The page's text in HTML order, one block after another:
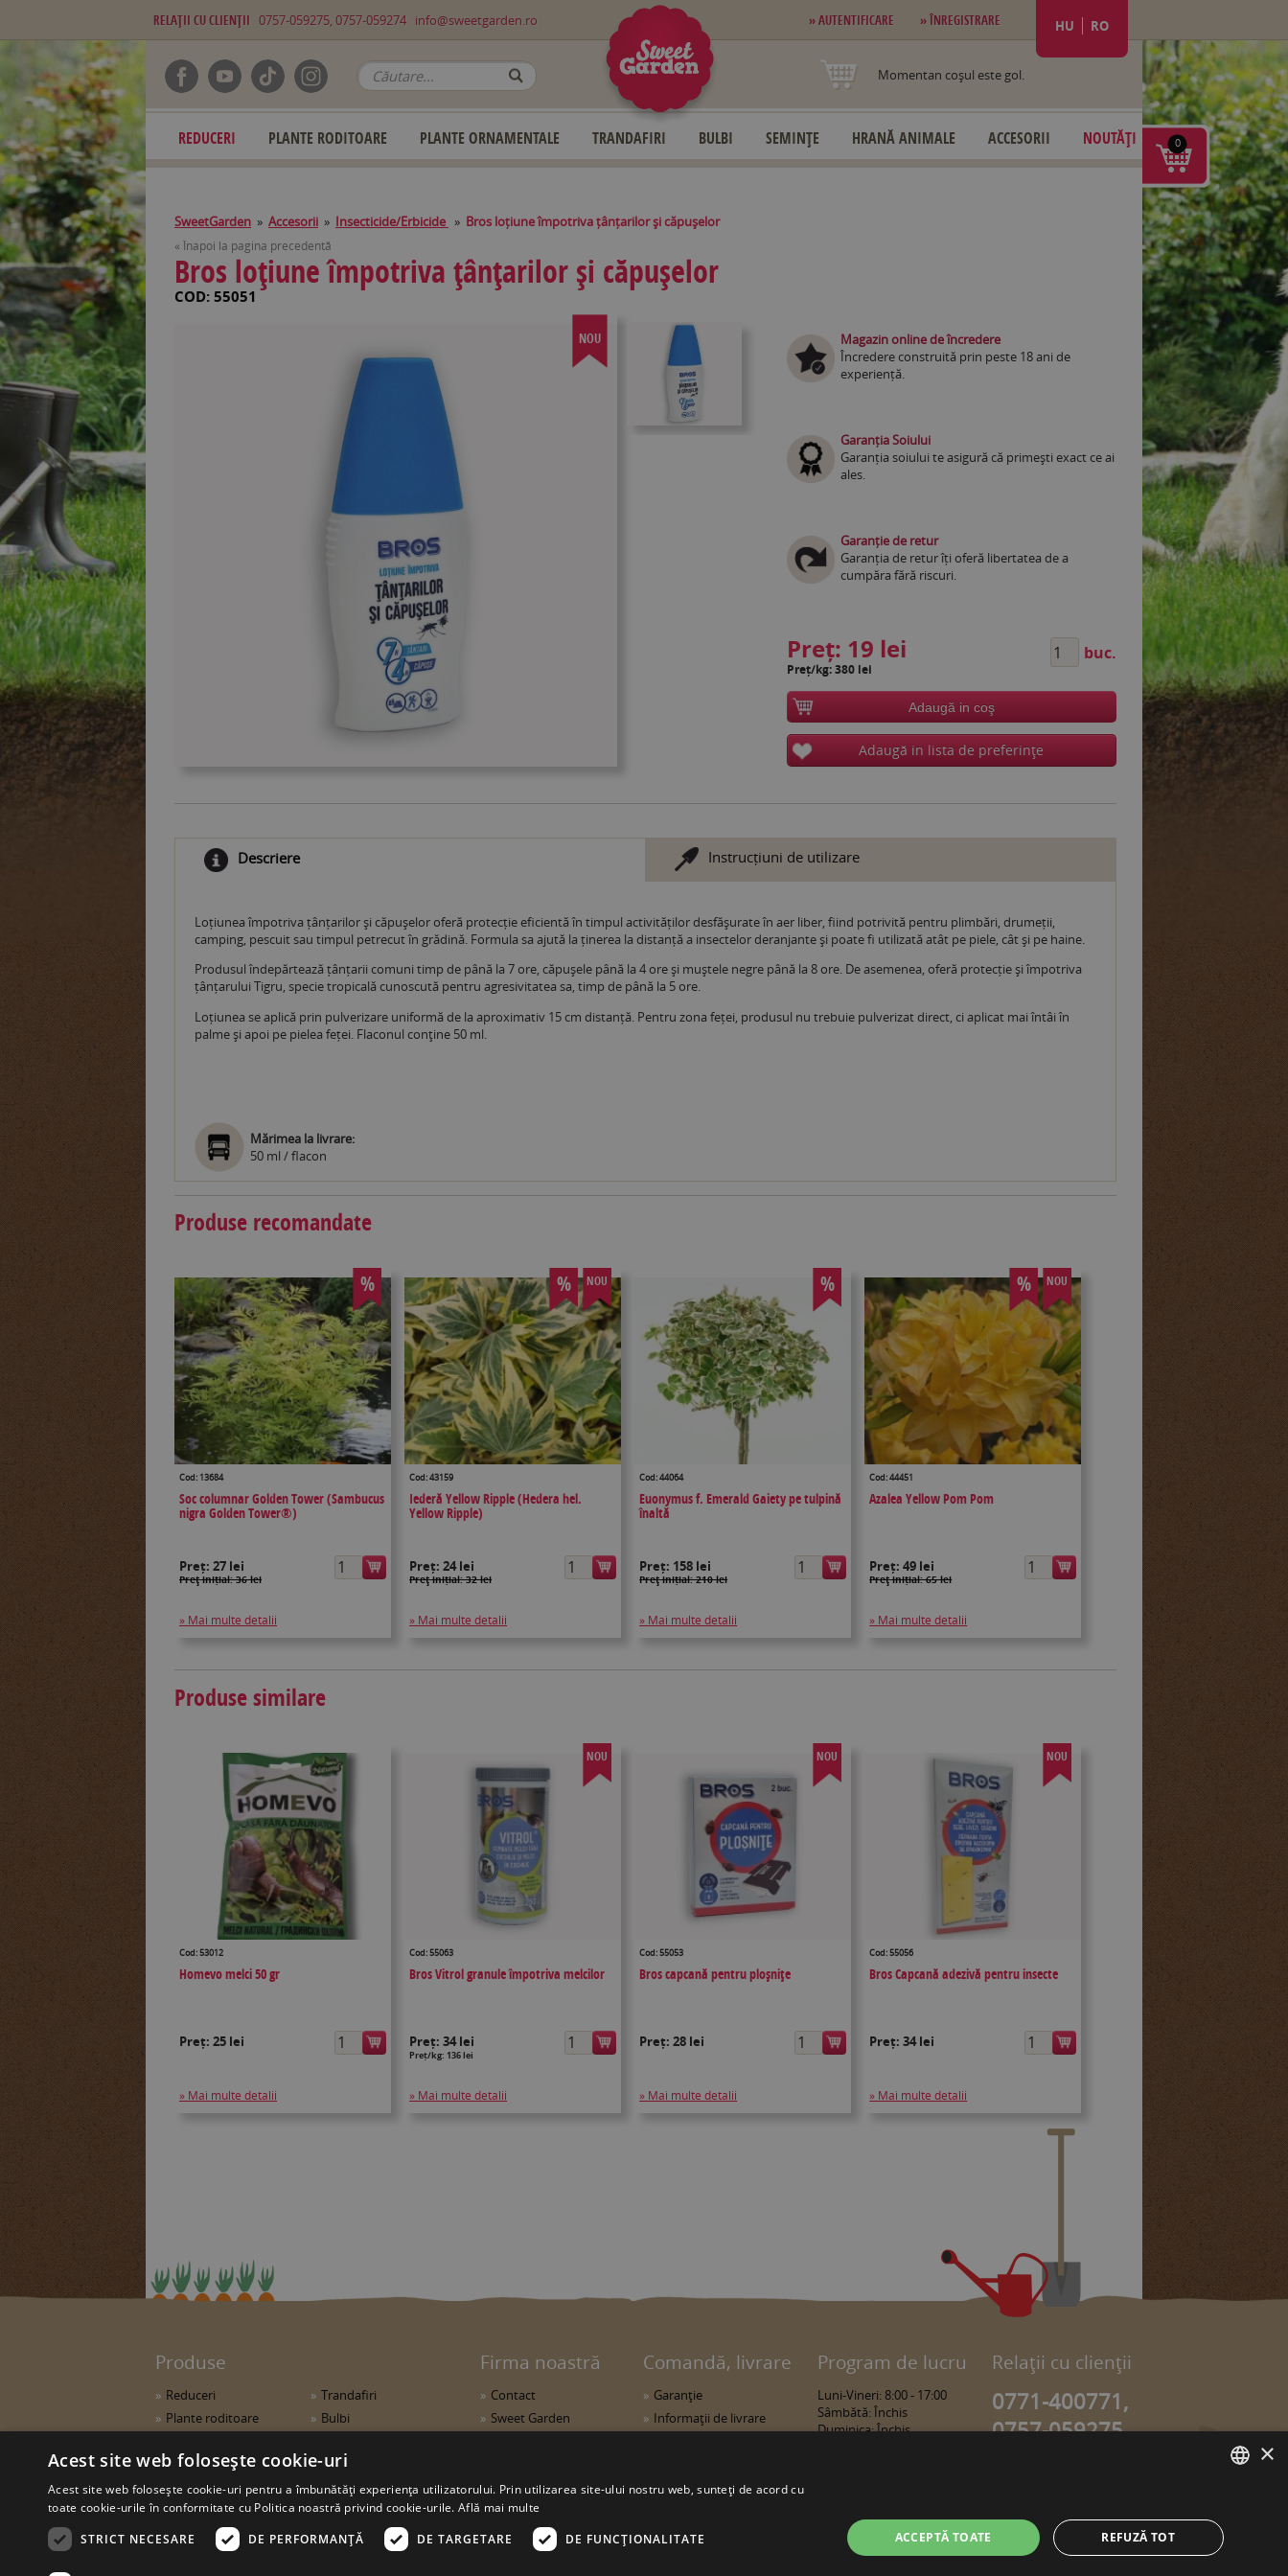
RELAŢII CU CLIENŢII 0757-059275, 0757-059274 info@sweetgarden.ro » AUTENTIFICARE » ÎNREGISTRARE HU RO
Momentan coşul este gol.
REDUCERI PLANTE RODITOARE PLANTE ORNAMENTALE TRANDAFIRI BULBI SEMINȚE HRANĂ ANIMALE ACCESORII NOUTĂȚI
SweetGarden » Accesorii » Insecticide/Erbicide » Bros loțiune împotriva țânțarilor și căpușelor
« Înapoi la pagina precedentă
Bros loțiune împotriva țânțarilor și căpușelor
COD: 55051
NOU
Magazin online de încredere
Încredere construită prin peste 18 ani de
experiență.
Garanția Soiului
Garanția soiului te asigură că primești exact ce ai
ales.
Garanție de retur
Garanția de retur îți oferă libertatea de a
cumpăra fără riscuri.
Preț: 19 lei
Preț/kg: 380 lei
buc.
Adaugă in coş
Adaugă in lista de preferinţe
Descriere Instrucțiuni de utilizare
Loțiunea împotriva țânțarilor și căpușelor oferă protecție eficientă în timpul activităților desfășurate în aer liber, fiind potrivită pentru plimbări, drumeții,
camping, pescuit sau timpul petrecut în grădină. Formula sa ajută la ținerea la distanță a insectelor deranjante și poate fi utilizată atât pe piele, cât și pe haine.
Produsul îndepărtează țânțarii comuni timp de până la 7 ore, căpușele până la 4 ore și muștele negre până la 8 ore. De asemenea, oferă protecție și împotriva
țânțarului Tigru, specie tropicală cunoscută pentru agresivitatea sa, timp de până la 5 ore.
Loțiunea se aplică prin pulverizare uniformă de la aproximativ 15 cm distanță. Pentru zona feței, produsul nu trebuie pulverizat direct, ci aplicat mai întâi în
palme și apoi pe pielea feței. Flaconul conţine 50 ml.
Mărimea la livrare:
50 ml / flacon
Produse recomandate
%
Cod: 13684
Soc columnar Golden Tower (Sambucus
nigra Golden Tower®)
Preț: 27 lei
Preţ inițial: 36 lei
» Mai multe detalii
% NOU
Cod: 43159
Iederă Yellow Ripple (Hedera hel.
Yellow Ripple)
Preț:24 lei
Preţ inițial: 32 lei
» Mai multe detalii
%
Cod: 44064
Euonymus f. Emerald Gaiety pe tulpină
înaltă
Preț: 158 lei
Preţ inițial: 210 lei
» Mai multe detalii
% NOU
Cod: 44451
Azalea Yellow Pom Pom
Preț:49 lei
Preţ inițial: 65 lei
» Mai multe detalii
Produse similare
Cod: 53012
Homevo melci 50 gr
Preț: 25 lei
» Mai multe detalii
NOU
Cod: 55063
Bros Vitrol granule împotriva melcilor
Preț:34 lei
Preț/kg: 136 lei
» Mai multe detalii
NOU
Cod: 55053
Bros capcană pentru ploșnițe
Preț:28 lei
» Mai multe detalii
NOU
Cod: 55056
Bros Capcană adezivă pentru insecte
Preț:34 lei
» Mai multe detalii
Produse
Reduceri
Plante roditoare
Trandafiri
Bulbi
Firma noastră
Contact
Sweet Garden
ANPC
Comandă, livrare
Garanţie
Informaţii de livrare
Relaţii cu clienţii
Program de lucru
Luni-Vineri: 8:00 - 17:00
Sâmbătă: Închis
Duminica: Închis
Relaţii cu clienţii
0771-400771,
0757-059275,
© copyright 2026. sweetgarden.ro
Toate drepturile rezervate. Reproducerea integrală sau parţială a textelor sau a
0
HUNGARIAN
×
Acest site web folosește cookie-uri
Acest site web folosește cookie-uri pentru a îmbunătăți experiența utilizatorului. Prin utilizarea site-ului nostru web, sunteți de acord cu
toate cookie-urile în conformitate cu Politica noastră privind cookie-urile.Află mai multe
STRICT NECESARE
DE PERFORMANȚĂ DE TARGETARE DE FUNCŢIONALITATE ACCEPTĂ TOATE REFUZĂ TOT